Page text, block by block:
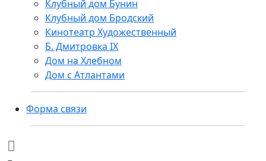
Клубный дом Бунин
Клубный дом Бродский
Кинотеатр Художественный
Б. Дмитровка IX
Дом на Хлебном
Дом с Атлантами
Форма связи